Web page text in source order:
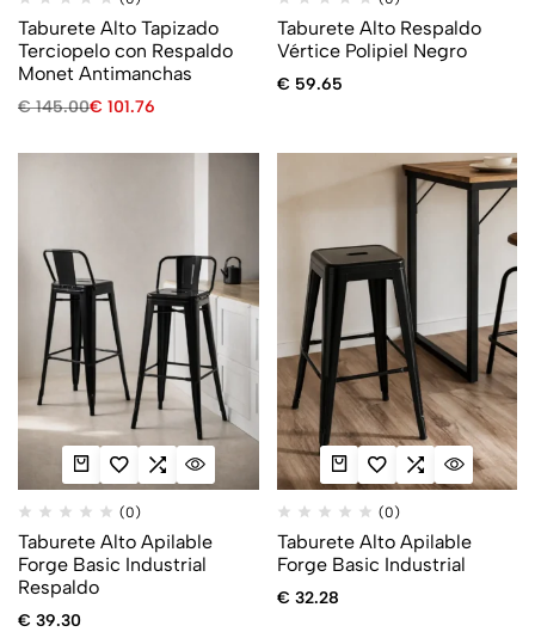
Taburete Alto Tapizado
Terciopelo con Respaldo
Monet Antimanchas
€145.00€ 101.76
Taburete Alto Respaldo
Vértice Polipiel Negro
€ 59.65
(0)
Taburete Alto Apilable
Forge Basic Industrial
Respaldo
€ 39.30
(0)
Taburete Alto Apilable
Forge Basic Industrial
€ 32.28